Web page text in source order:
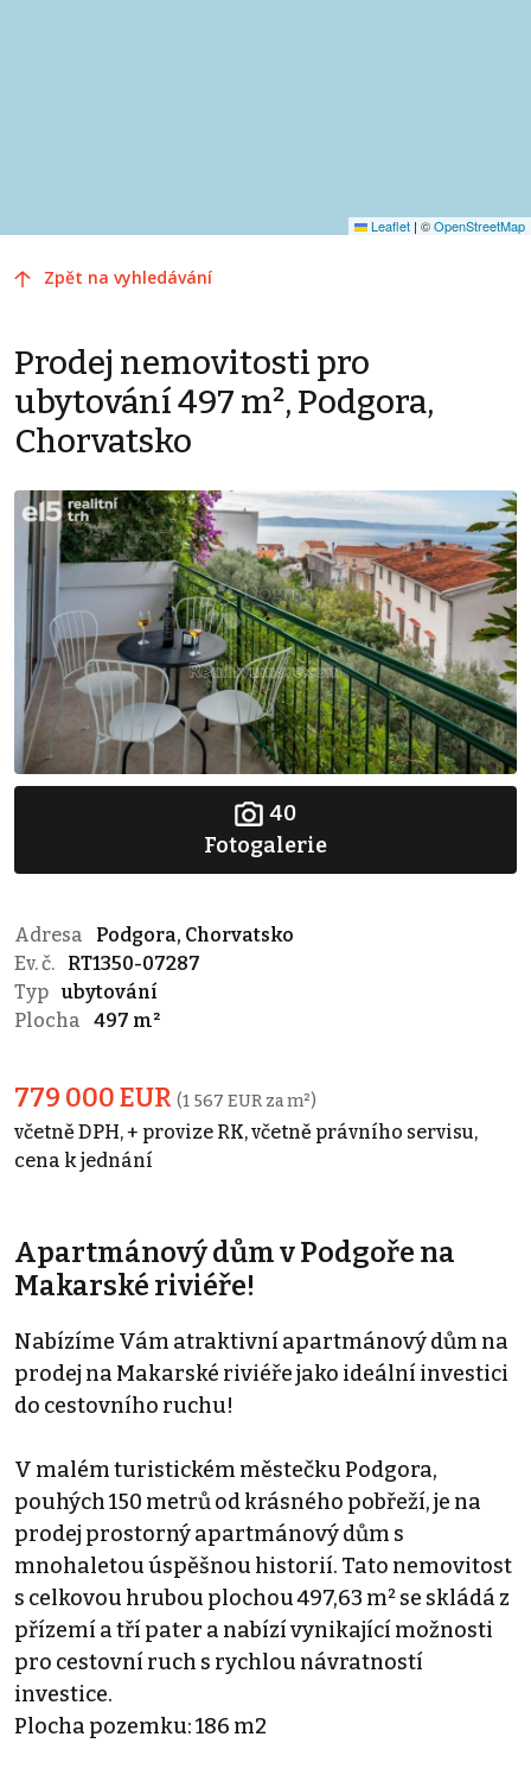
Leaflet | ©OpenStreetMap
Zpět na vyhledávání
Prodej nemovitosti pro
ubytování 497 m², Podgora,
Chorvatsko
40
Fotogalerie
Adresa
Podgora, Chorvatsko
Ev. č.
RT1350-07287
Typ ubytování
Plocha
497 m²
779 000 EUR (1 567 EUR za m²)
včetně DPH, + provize RK, včetně právního servisu,
cena k jednání
Apartmánový dům v Podgoře na
Makarské riviéře!
Nabízíme Vám atraktivní apartmánový dům na
prodej na Makarské riviéře jako ideální investici
do cestovního ruchu!
V malém turistickém městečku Podgora,
pouhých 150 metrů od krásného pobřeží, je na
prodej prostorný apartmánový dům s
mnohaletou úspěšnou historií. Tato nemovitost
s celkovou hrubou plochou 497,63 m² se skládá z
přízemí a tří pater a nabízí vynikající možnosti
pro cestovní ruch s rychlou návratností
investice.
Plocha pozemku: 186 m2